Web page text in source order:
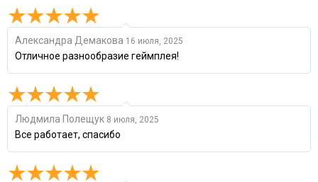
Александра Демакова 16 июля, 2025
Отличное разнообразие геймплея!
Людмила Полещук 8 июля, 2025
Все работает, спасибо